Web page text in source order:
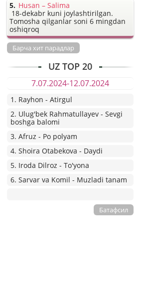
Husan – Salima
18-dekabr kuni joylashtirilgan.
Tomosha qilganlar soni 6 mingdan
oshiqroq
Барча хит парадлар
UZ TOP 20
7.07.2024-12.07.2024
1. Rayhon - Atirgul
2. Ulug'bek Rahmatullayev - Sevgi
boshga balomi
3. Afruz - Po polyam
4. Shoira Otabekova - Daydi
5. Iroda Dilroz - To'yona
6. Sarvar va Komil - Muzladi tanam
Батафсил